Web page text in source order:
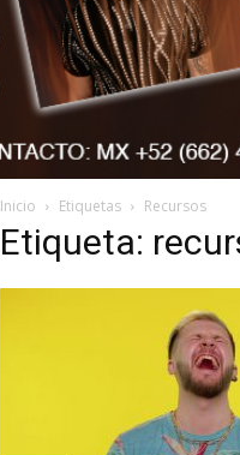
Inicio Etiquetas Recursos
Etiqueta: